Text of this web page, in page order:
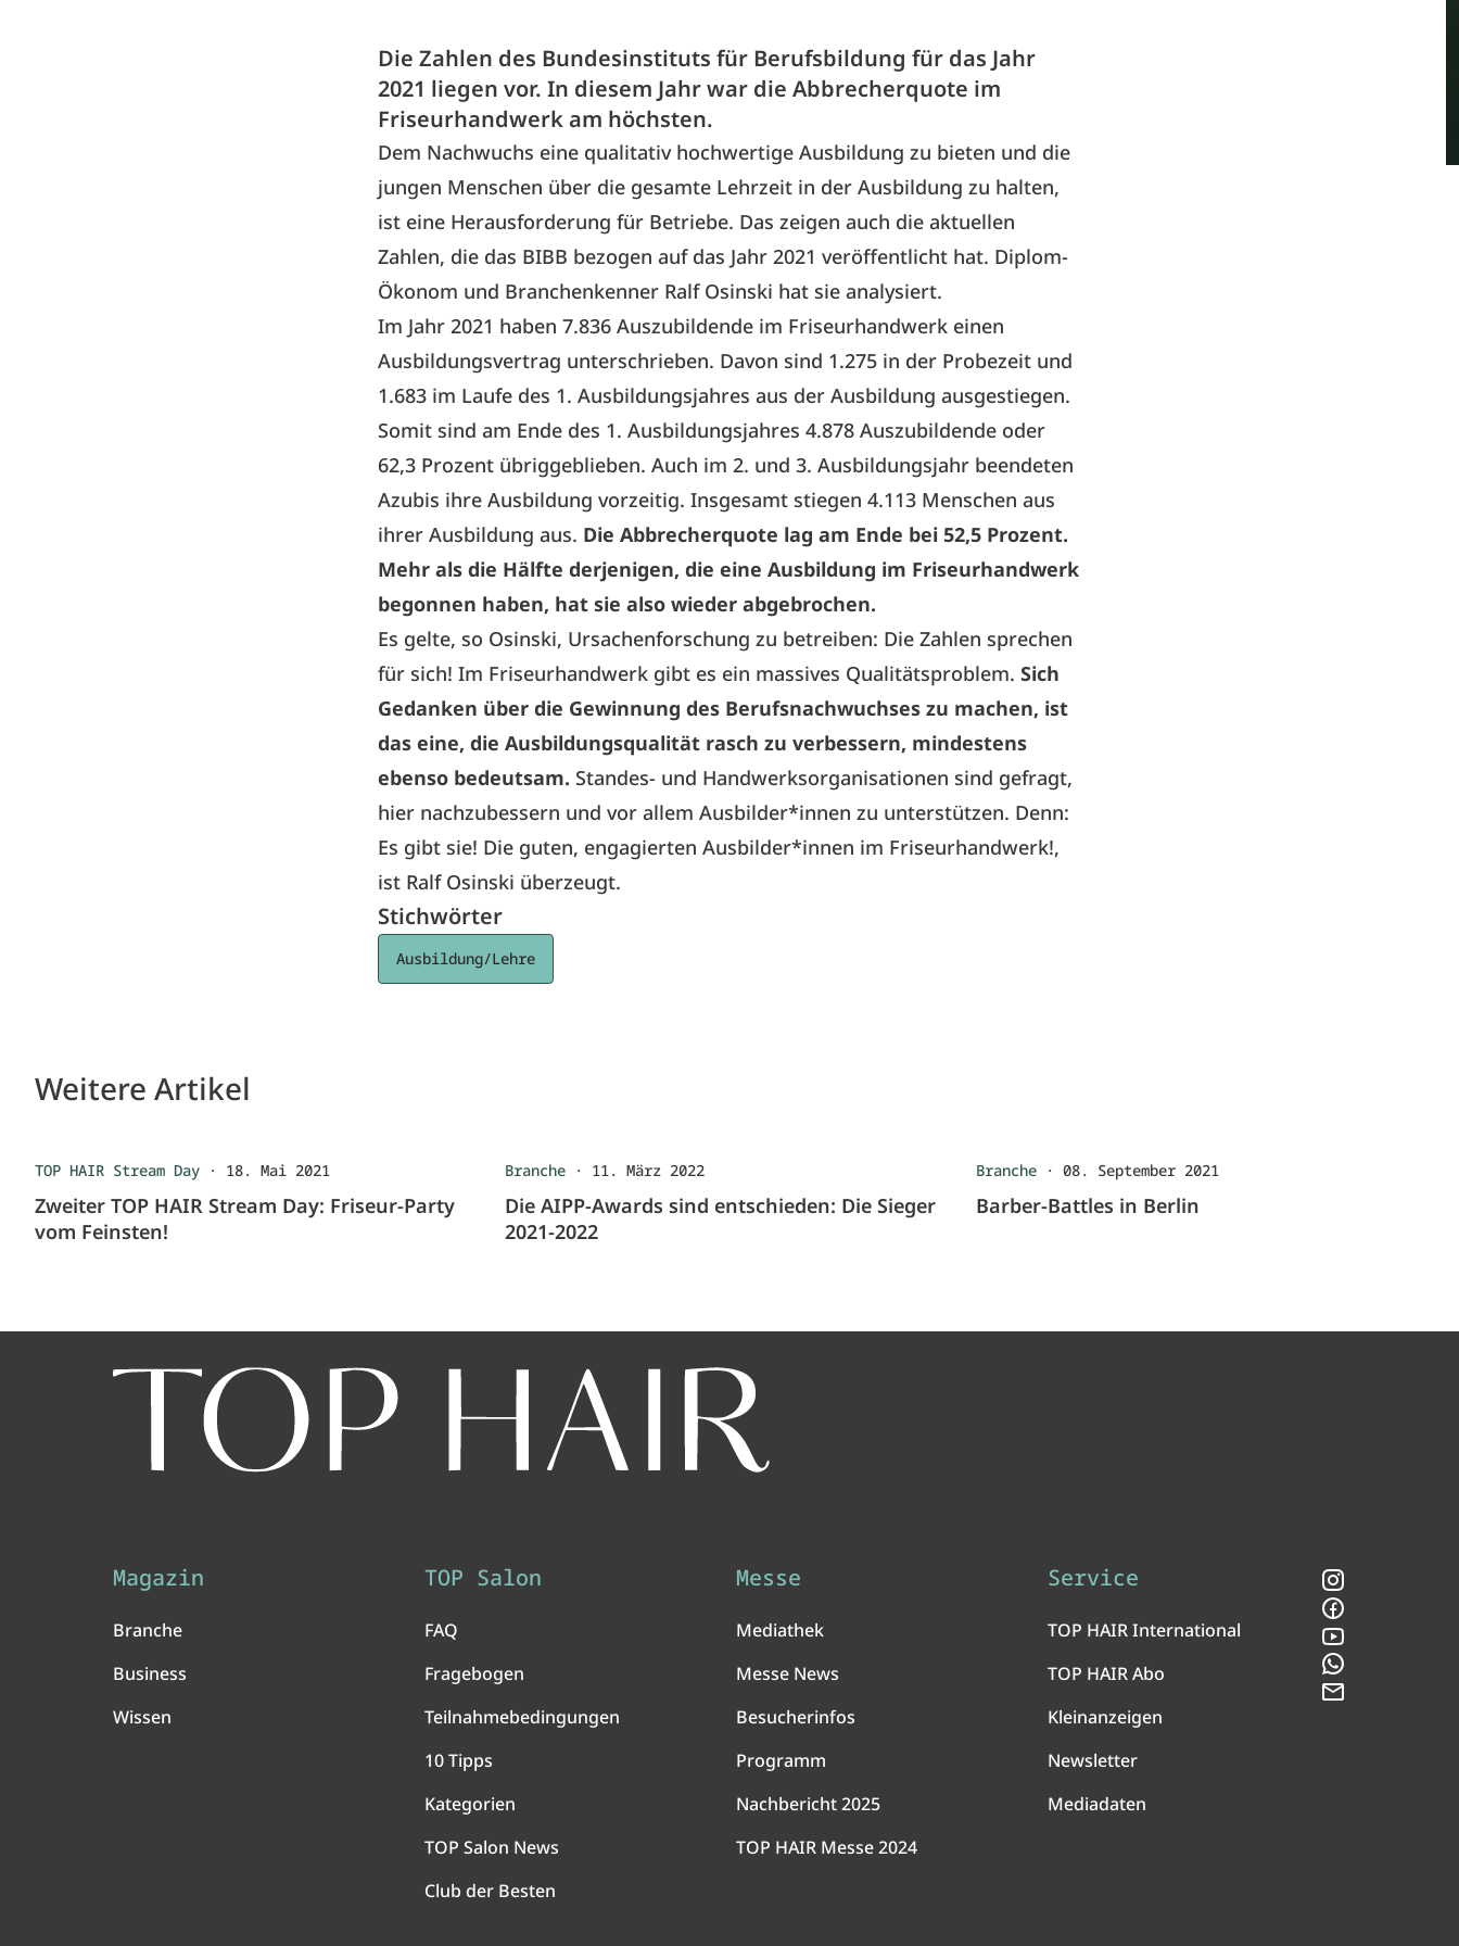
Die Zahlen des Bundesinstituts für Berufsbildung für das Jahr
2021 liegen vor. In diesem Jahr war die Abbrecherquote im
Friseurhandwerk am höchsten.
Dem Nachwuchs eine qualitativ hochwertige Ausbildung zu bieten und die
jungen Menschen über die gesamte Lehrzeit in der Ausbildung zu halten,
ist eine Herausforderung für Betriebe. Das zeigen auch die aktuellen
Zahlen, die das BIBB bezogen auf das Jahr 2021 veröffentlicht hat. Diplom-
Ökonom und Branchenkenner Ralf Osinski hat sie analysiert.
Im Jahr 2021 haben 7.836 Auszubildende im Friseurhandwerk einen
Ausbildungsvertrag unterschrieben. Davon sind 1.275 in der Probezeit und
1.683 im Laufe des 1. Ausbildungsjahres aus der Ausbildung ausgestiegen.
Somit sind am Ende des 1. Ausbildungsjahres 4.878 Auszubildende oder
62,3 Prozent übriggeblieben. Auch im 2. und 3. Ausbildungsjahr beendeten
Azubis ihre Ausbildung vorzeitig. Insgesamt stiegen 4.113 Menschen aus
ihrer Ausbildung aus. Die Abbrecherquote lag am Ende bei 52,5 Prozent.
Mehr als die Hälfte derjenigen, die eine Ausbildung im Friseurhandwerk
begonnen haben, hat sie also wieder abgebrochen.
Es gelte, so Osinski, Ursachenforschung zu betreiben: Die Zahlen sprechen
für sich! Im Friseurhandwerk gibt es ein massives Qualitätsproblem. Sich
Gedanken über die Gewinnung des Berufsnachwuchses zu machen, ist
das eine, die Ausbildungsqualität rasch zu verbessern, mindestens
ebenso bedeutsam. Standes- und Handwerksorganisationen sind gefragt,
hier nachzubessern und vor allem Ausbilder*innen zu unterstützen. Denn:
Es gibt sie! Die guten, engagierten Ausbilder*innen im Friseurhandwerk!,
ist Ralf Osinski überzeugt.
Stichwörter
Ausbildung/Lehre
Weitere Artikel
TOP HAIR Stream Day · 18. Mai 2021
Zweiter TOP HAIR Stream Day: Friseur-Party
vom Feinsten!
Branche · 11. März 2022
Die AIPP-Awards sind entschieden: Die Sieger
2021-2022
Branche· 08. September 2021
Barber-Battles in Berlin
Magazin
Branche
Business
Wissen
TOP Salon
FAQ
Fragebogen
Teilnahmebedingungen
10 Tipps
Kategorien
TOP Salon News
Club der Besten
Messe
Mediathek
Messe News
Besucherinfos
Programm
Nachbericht 2025
TOP HAIR Messe 2024
Service
TOP HAIR International
TOP HAIR Abo
Kleinanzeigen
Newsletter
Mediadaten